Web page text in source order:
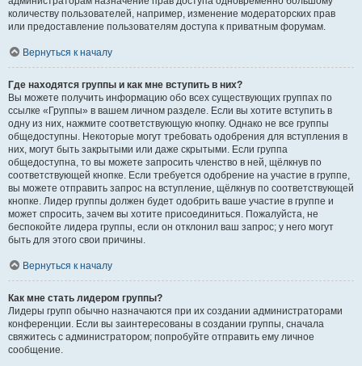
количеству пользователей, например, изменение модераторских прав
или предоставление пользователям доступа к приватным форумам.
Вернуться к началу
Где находятся группы и как мне вступить в них?
Вы можете получить информацию обо всех существующих группах по
ссылке «Группы» в вашем личном разделе. Если вы хотите вступить в
одну из них, нажмите соответствующую кнопку. Однако не все группы
общедоступны. Некоторые могут требовать одобрения для вступления в
них, могут быть закрытыми или даже скрытыми. Если группа
общедоступна, то вы можете запросить членство в ней, щёлкнув по
соответствующей кнопке. Если требуется одобрение на участие в группе,
вы можете отправить запрос на вступление, щёлкнув по соответствующей
кнопке. Лидер группы должен будет одобрить ваше участие в группе и
может спросить, зачем вы хотите присоединиться. Пожалуйста, не
беспокойте лидера группы, если он отклонил ваш запрос; у него могут
быть для этого свои причины.
Вернуться к началу
Как мне стать лидером группы?
Лидеры групп обычно назначаются при их создании администраторами
конференции. Если вы заинтересованы в создании группы, сначала
свяжитесь с администратором; попробуйте отправить ему личное
сообщение.